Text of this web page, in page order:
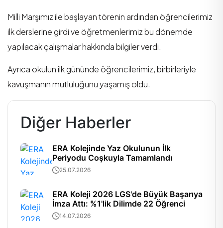
Milli Marşımız ile başlayan törenin ardından öğrencilerimiz
ilk derslerine girdi ve öğretmenlerimiz bu dönemde
yapılacak çalışmalar hakkında bilgiler verdi.
Ayrıca okulun ilk gününde öğrencilerimiz, birbirleriyle
kavuşmanın mutluluğunu yaşamış oldu.
Diğer Haberler
ERA Kolejinde Yaz Okulunun İlk
Periyodu Coşkuyla Tamamlandı
25.07.2026
ERA Koleji 2026 LGS'de Büyük Başarıya
İmza Attı: %1'lik Dilimde 22 Öğrenci
14.07.2026